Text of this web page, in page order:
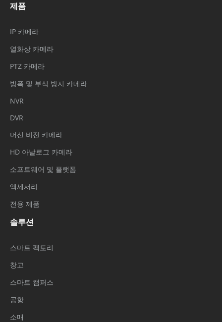
제품
IP 카메라
열화상 카메라
PTZ 카메라
방폭 및 부식 방지 카메라
NVR
DVR
머신 비전 카메라
HD 아날로그 카메라
소프트웨어 및 플랫폼
액세서리
전용 제품
솔루션
스마트 팩토리
창고
스마트 캠퍼스
공항
소매